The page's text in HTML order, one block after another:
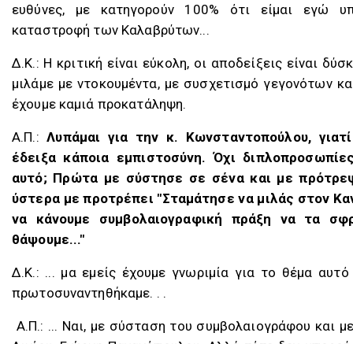
ευθύνες, με κατηγορούν 100% ότι είμαι εγώ
καταστροφή των Καλαβρύτων...
Δ.K.: Η κριτική είναι εύκολη, οι αποδείξεις είναι
μιλάμε με ντοκουμέντα, με συσχετισμό γεγονότων
έχουμε καμιά προκατάληψη.
Α.Π.:Λυπάμαι για την κ. Κωνσταντοπούλου,
έδειξα κάποια εμπιστοσύνη. Όχι
αυτό; Πρώτα με σύστησε σε σένα και με
ύστερα με προτρέπει "Σταμάτησε να μιλάς στον
να κάνουμε συμβολαιογραφική πράξη να τα
θάψουμε..."
Δ.K.: ... μα εμείς έχουμε γνωριμία για το θέμα
πρωτοσυναντηθήκαμε. . .
Α.Π.: ... Ναι, με σύσταση του συμβολαιογράφου και